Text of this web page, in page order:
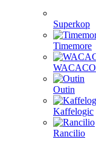
Superkop
Timemore
WACACO
Outin
Kaffelogic
Rancilio